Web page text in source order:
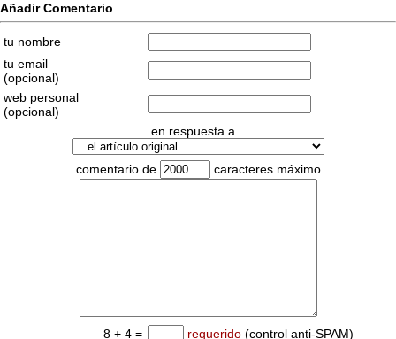
Añadir Comentario
tu nombre
tu email
(opcional)
web personal
(opcional)
en respuesta a...
comentario de caracteres máximo
8 + 4 = requerido (control anti-SPAM)